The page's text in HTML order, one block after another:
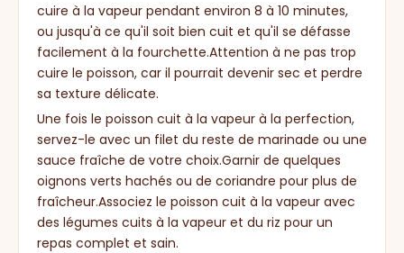
cuire à la vapeur pendant environ 8 à 10 minutes,
ou jusqu'à ce qu'il soit bien cuit et qu'il se défasse
facilement à la fourchette.Attention à ne pas trop
cuire le poisson, car il pourrait devenir sec et perdre
sa texture délicate.
Une fois le poisson cuit à la vapeur à la perfection,
servez-le avec un filet du reste de marinade ou une
sauce fraîche de votre choix.Garnir de quelques
oignons verts hachés ou de coriandre pour plus de
fraîcheur.Associez le poisson cuit à la vapeur avec
des légumes cuits à la vapeur et du riz pour un
repas complet et sain.